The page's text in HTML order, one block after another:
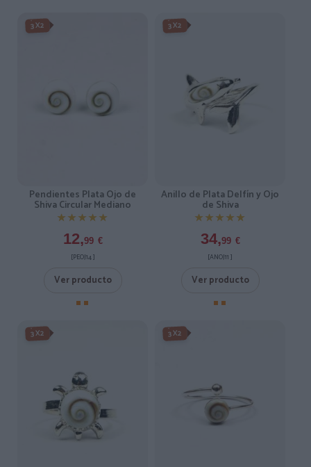
3X2
Pendientes Plata Ojo de
Shiva Circular Mediano
★★★★★
★★★★★
12,99 €
[PEOJ14 ]
Ver producto
3X2
Anillo de Plata Delfín y Ojo
de Shiva
★★★★★
★★★★★
34,99 €
[ANOJ11 ]
Ver producto
3X2 3X2